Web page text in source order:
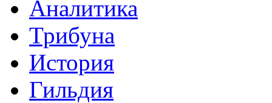
Аналитика
Трибуна
История
Гильдия